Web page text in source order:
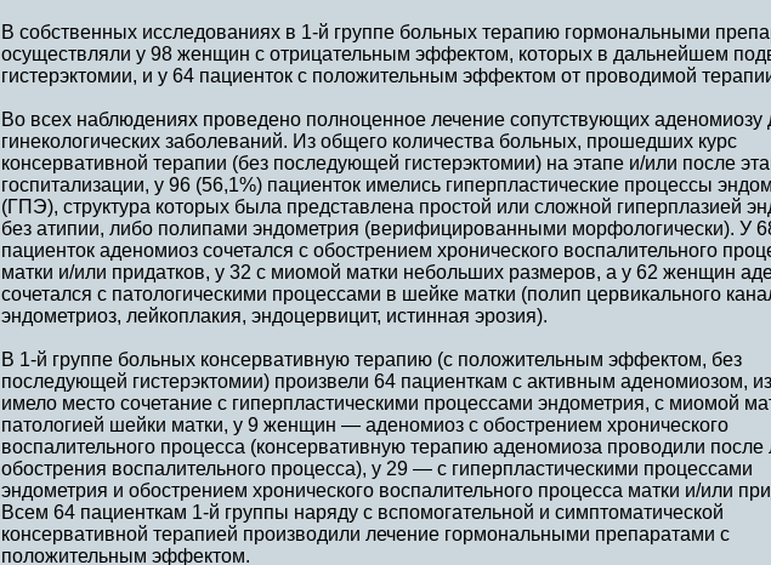
В собственных исследованиях в 1-й группе больных терапию гормональными
осуществляли у 98 женщин с отрицательным эффектом, которых в дальнейшем
гистерэктомии, и у 64 пациенток с положительным эффектом от проводимой
Во всех наблюдениях проведено полноценное лечение сопутствующих аденомиозу
гинекологических заболеваний. Из общего количества больных, прошедших курс
консервативной терапии (без последующей гистерэктомии) на этапе и/или после
госпитализации, у 96 (56,1%) пациенток имелись гиперпластические процессы
(ГПЭ), структура которых была представлена простой или сложной гиперплазией
без атипии, либо полипами эндометрия (верифицированными морфологически). У
пациенток аденомиоз сочетался с обострением хронического воспалительного
матки и/или придатков, у 32 с миомой матки небольших размеров, а у 62 женщин
сочетался с патологическими процессами в шейке матки (полип цервикального
эндометриоз, лейкоплакия, эндоцервицит, истинная эрозия).
В 1-й группе больных консервативную терапию (с положительным эффектом, без
последующей гистерэктомии) произвели 64 пациенткам с активным аденомиозом,
имело место сочетание с гиперпластическими процессами эндометрия, с миомой
патологией шейки матки, у 9 женщин — аденомиоз с обострением хронического
воспалительного процесса (консервативную терапию аденомиоза проводили после
обострения воспалительного процесса), у 29 — с гиперпластическими процессами
эндометрия и обострением хронического воспалительного процесса матки и/или
Всем 64 пациенткам 1-й группы наряду с вспомогательной и симптоматической
консервативной терапией производили лечение гормональными препаратами с
положительным эффектом.